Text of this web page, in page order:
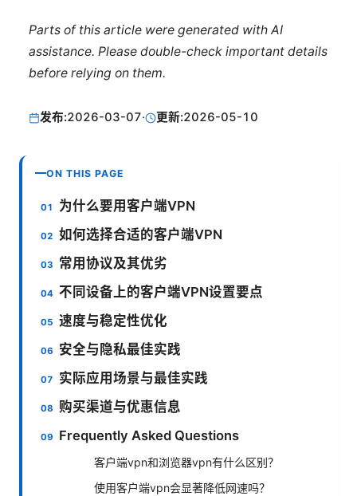
Parts of this article were generated with AI
assistance. Please double-check important details
before relying on them.
发布:2026-03-07· 更新:2026-05-10
ON THIS PAGE
为什么要用客户端VPN
如何选择合适的客户端VPN
常用协议及其优劣
不同设备上的客户端VPN设置要点
速度与稳定性优化
安全与隐私最佳实践
实际应用场景与最佳实践
购买渠道与优惠信息
Frequently Asked Questions
客户端vpn和浏览器vpn有什么区别？
使用客户端vpn会显著降低网速吗？